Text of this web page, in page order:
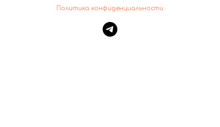
Политика конфиденциальности